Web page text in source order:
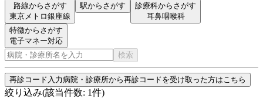
路線からさがす
東京メトロ銀座線
駅からさがす
診療科からさがす
耳鼻咽喉科
特徴からさがす
電子マネー対応
検索
再診コード入力病院・診療所から再診コードを受け取った方はこちら
絞り込み(該当件数: 1件)